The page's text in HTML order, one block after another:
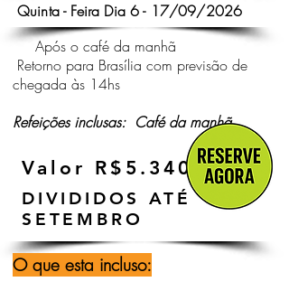
Quinta - Feira Dia 6 - 17/09/2026
Após o café da manhã
Retorno para Brasília com previsão de
chegada às 14hs
Refeições inclusas: Café da manhã
Valor R$5.340,00
DIVIDIDOS ATÉ
SETEMBRO
O que esta incluso: